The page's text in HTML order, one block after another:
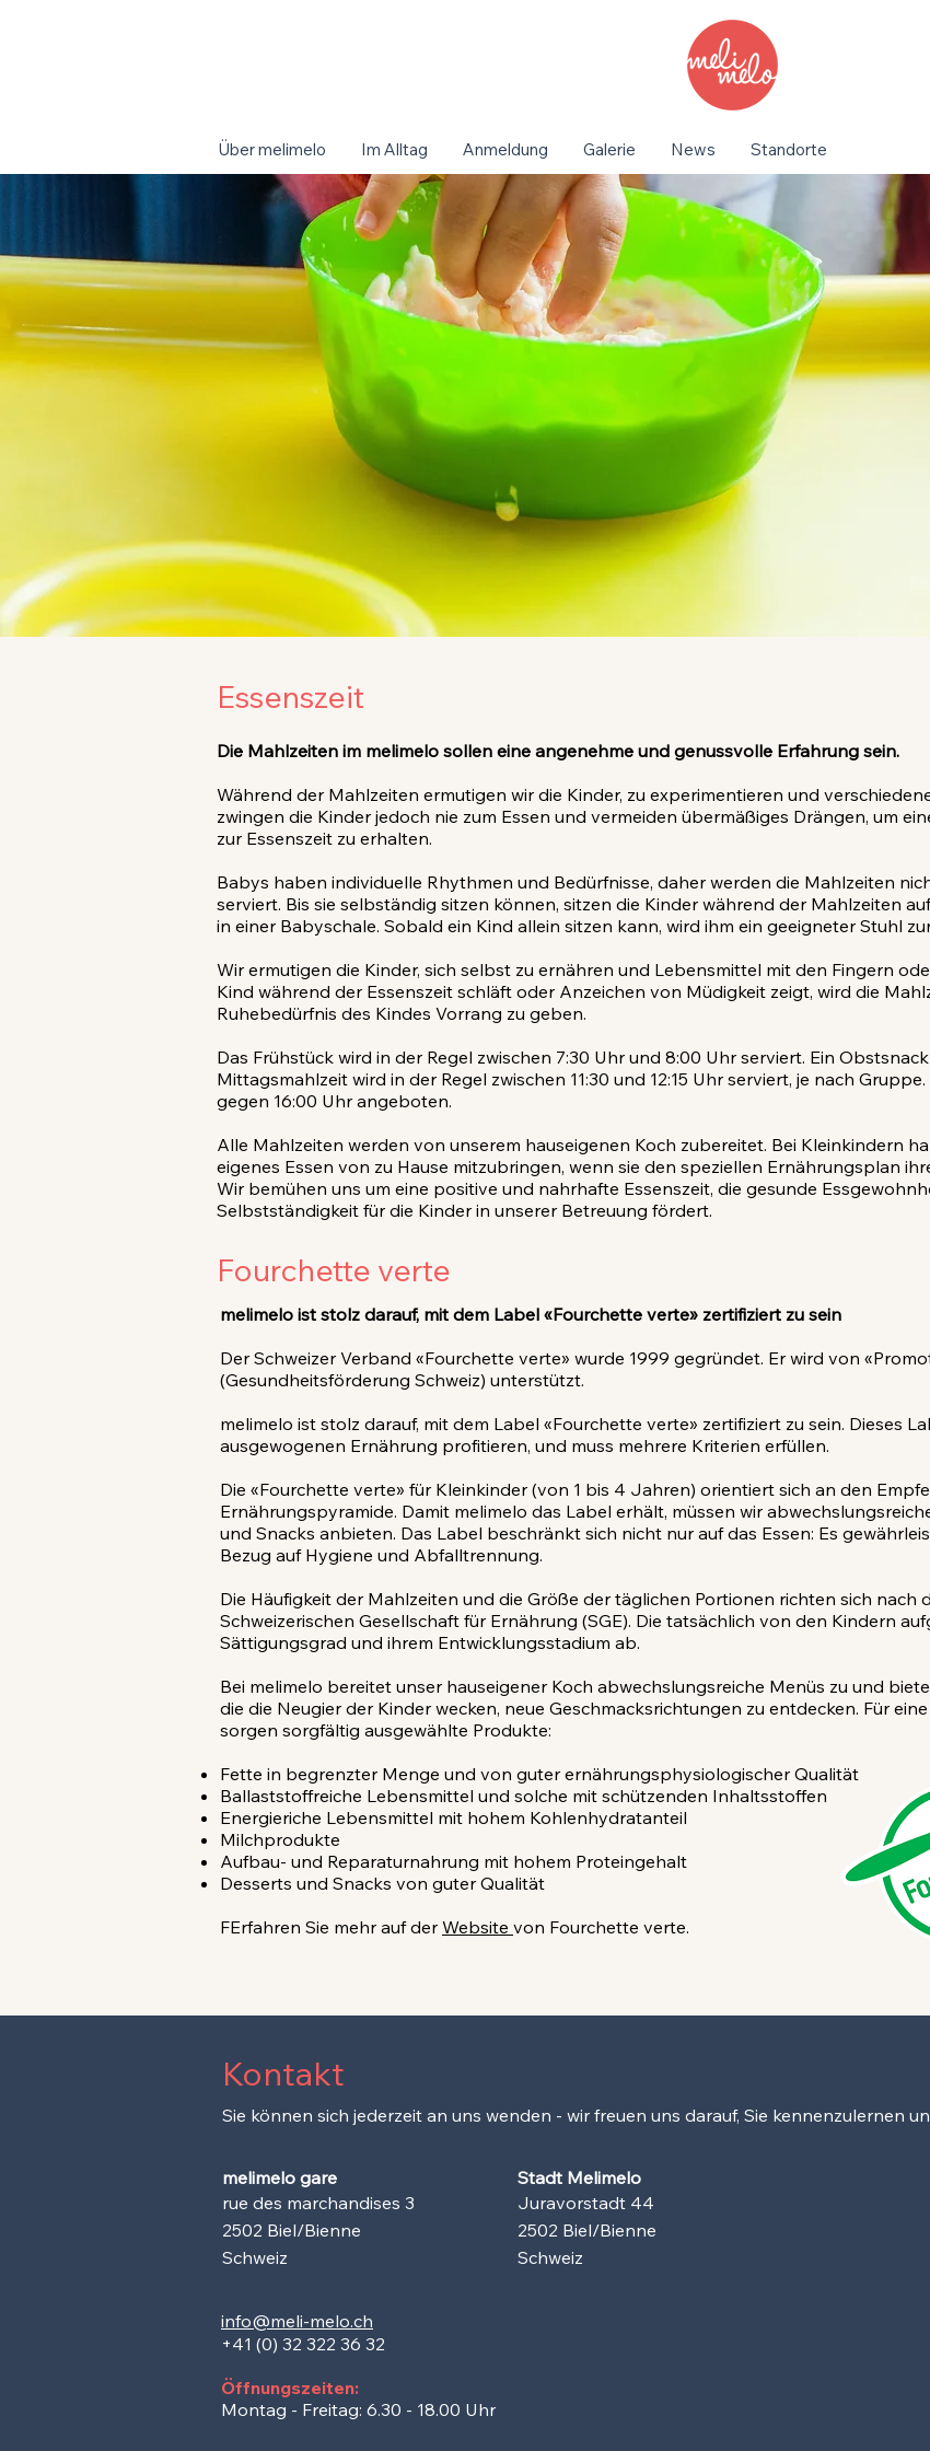
Über melimelo Im Alltag Anmeldung Galerie News Standorte
Essenszeit
Die Mahlzeiten im melimelo sollen eine angenehme und genussvolle Erfahrung sein.
Während der Mahlzeiten ermutigen wir die Kinder, zu experimentieren und
zwingen die Kinder jedoch nie zum Essen und vermeiden übermäßiges Drängen, um
zur Essenszeit zu erhalten.
Babys haben individuelle Rhythmen und Bedürfnisse, daher werden die Mahlzeiten
serviert. Bis sie selbständig sitzen können, sitzen die Kinder während der Mahlzeiten
in einer Babyschale. Sobald ein Kind allein sitzen kann, wird ihm ein geeigneter Stuhl
Wir ermutigen die Kinder, sich selbst zu ernähren und Lebensmittel mit den Fingern
Kind während der Essenszeit schläft oder Anzeichen von Müdigkeit zeigt, wird die
Ruhebedürfnis des Kindes Vorrang zu geben.
Das Frühstück wird in der Regel zwischen 7:30 Uhr und 8:00 Uhr serviert. Ein
Mittagsmahlzeit wird in der Regel zwischen 11:30 und 12:15 Uhr serviert, je nach
gegen 16:00 Uhr angeboten.
Alle Mahlzeiten werden von unserem hauseigenen Koch zubereitet. Bei Kleinkindern
eigenes Essen von zu Hause mitzubringen, wenn sie den speziellen Ernährungsplan
Wir bemühen uns um eine positive und nahrhafte Essenszeit, die gesunde
Selbstständigkeit für die Kinder in unserer Betreuung fördert.
Fourchette verte
melimelo ist stolz darauf, mit dem Label «Fourchette verte» zertifiziert zu sein ​
Der Schweizer Verband «Fourchette verte» wurde 1999 gegründet. Er wird von
(Gesundheitsförderung Schweiz) unterstützt.
melimelo ist stolz darauf, mit dem Label «Fourchette verte» zertifiziert zu sein. Dieses
ausgewogenen Ernährung profitieren, und muss mehrere Kriterien erfüllen.
Die «Fourchette verte» für Kleinkinder (von 1 bis 4 Jahren) orientiert sich an den
Ernährungspyramide. Damit melimelo das Label erhält, müssen wir
und Snacks anbieten. Das Label beschränkt sich nicht nur auf das Essen: Es
Bezug auf Hygiene und Abfalltrennung.
Die Häufigkeit der Mahlzeiten und die Größe der täglichen Portionen richten sich nach
Schweizerischen Gesellschaft für Ernährung (SGE). Die tatsächlich von den Kindern
Sättigungsgrad und ihrem Entwicklungsstadium ab.
Bei melimelo bereitet unser hauseigener Koch abwechslungsreiche Menüs zu und
die die Neugier der Kinder wecken, neue Geschmacksrichtungen zu entdecken. Für
sorgen sorgfältig ausgewählte Produkte:
Fette in begrenzter Menge und von guter ernährungsphysiologischer Qualität
Ballaststoffreiche Lebensmittel und solche mit schützenden Inhaltsstoffen
Energieriche Lebensmittel mit hohem Kohlenhydratanteil
Milchprodukte
Aufbau- und Reparaturnahrung mit hohem Proteingehalt
Desserts und Snacks von guter Qualität
FErfahren Sie mehr auf derWebsite von Fourchette verte.
Kontakt
Sie können sich jederzeit an uns wenden - wir freuen uns darauf, Sie kennenzulernen
melimelo gare
rue des marchandises 3
2502 Biel/Bienne
Schweiz
Stadt Melimelo
Juravorstadt 44
2502 Biel/Bienne
Schweiz
info@meli-melo.ch
+41 (0) 32 322 36 32
Öffnungszeiten:
Montag - Freitag: 6.30 - 18.00 Uhr